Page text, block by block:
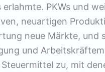
PKWs und
neuartigen
neue Märkte, und
und
zu, mit